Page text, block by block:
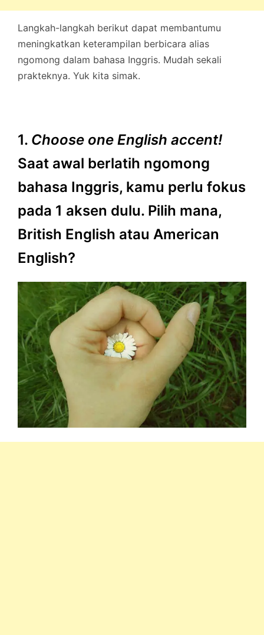
Langkah-langkah berikut dapat membantumu
meningkatkan keterampilan berbicara alias
ngomong dalam bahasa Inggris. Mudah sekali
prakteknya. Yuk kita simak.
1. Choose one English accent!
Saat awal berlatih ngomong
bahasa Inggris, kamu perlu fokus
pada 1 aksen dulu. Pilih mana,
British English atau American
English?